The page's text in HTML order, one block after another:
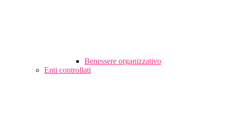
Benessere organizzativo
Enti controllati